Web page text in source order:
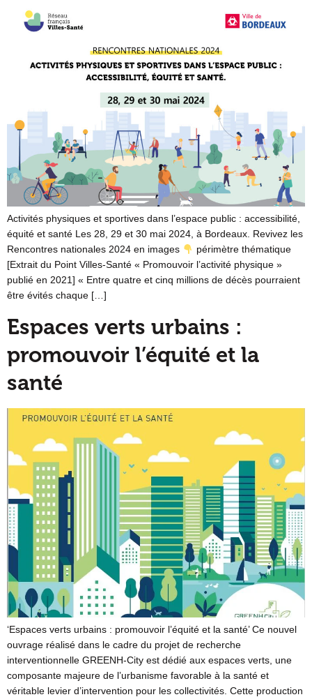
Activités physiques et sportives dans l’espace public : accessibilité,
équité et santé Les 28, 29 et 30 mai 2024, à Bordeaux. Revivez les
Rencontres nationales 2024 en images
périmètre thématique
[Extrait du Point Villes-Santé « Promouvoir l’activité physique »
publié en 2021] « Entre quatre et cinq millions de décès pourraient
être évités chaque […]
Espaces verts urbains :
promouvoir l’équité et la
santé
‘Espaces verts urbains : promouvoir l’équité et la santé’ Ce nouvel
ouvrage réalisé dans le cadre du projet de recherche
interventionnelle GREENH-City est dédié aux espaces verts, une
composante majeure de l’urbanisme favorable à la santé et
véritable levier d’intervention pour les collectivités. Cette production